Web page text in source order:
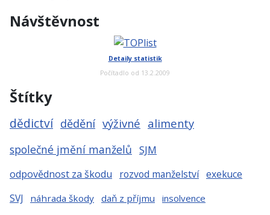
Návštěvnost
Detaily statistik
Počítadlo od 13.2.2009
Štítky
dědictví dědění výživné alimenty
společné jmění manželů SJM
odpovědnost za škodu rozvod manželství exekuce
SVJ
náhrada škody daň z příjmu
insolvence